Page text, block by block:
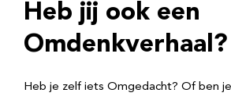
r
e
Heb jij ook een
Omdenkverhaal?
Heb je zelf iets Omgedacht? Of ben